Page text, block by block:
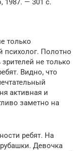
1987. — 301 с.
только
психолог. Полотно
не только
Видно, что
активная и
заметно на
ребят. На
Девочка